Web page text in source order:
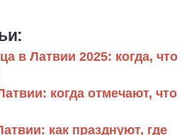
в Латвии 2025: когда, что
когда отмечают, что
как празднуют, где